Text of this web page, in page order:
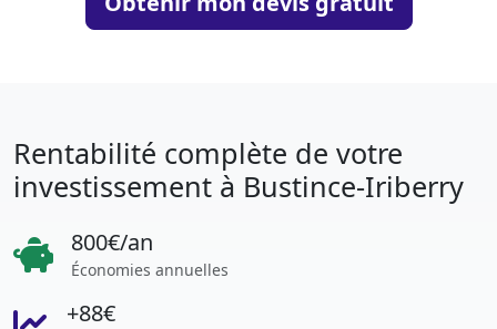
Rentabilité complète de votre
investissement à Bustince-Iriberry
800€/an
Économies annuelles
+88€